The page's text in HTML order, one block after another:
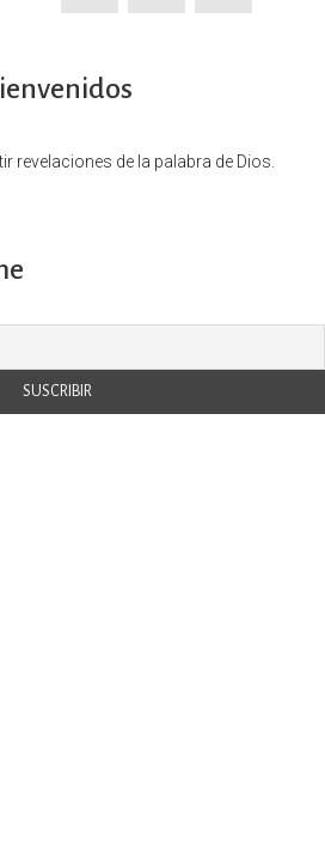
revelaciones de la palabra de Dios.